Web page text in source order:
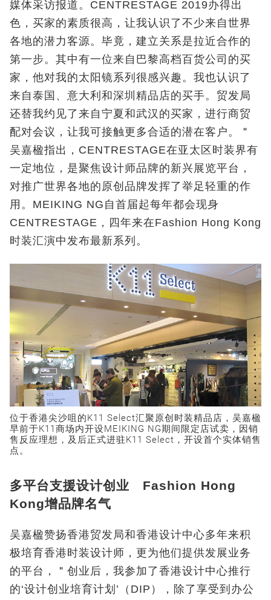
媒体采访报道。CENTRESTAGE 2019办得出
色，买家的素质很高，让我认识了不少来自世界
各地的潜力客源。毕竟，建立关系是拉近合作的
第一步。其中有一位来自巴黎高档百货公司的买
家，他对我的太阳镜系列很感兴趣。我也认识了
来自泰国、意大利和深圳精品店的买手。贸发局
还替我约见了来自宁夏和武汉的买家，进行商贸
配对会议，让我可接触更多合适的潜在客户。＂
吴嘉楹指出，CENTRESTAGE在亚太区时装界有
一定地位，是聚焦设计师品牌的新兴展览平台，
对推广世界各地的原创品牌发挥了举足轻重的作
用。MEIKING NG自首届起每年都会现身
CENTRESTAGE，四年来在Fashion Hong Kong
时装汇演中发布最新系列。
位于香港尖沙咀的K11 Select汇聚原创时装精品店，吴嘉楹
早前于K11商场内开设MEIKING NG期间限定店试卖，因销
售反应理想，及后正式进驻K11 Select，开设首个实体销售
点。
多平台支援设计创业 Fashion Hong
Kong增品牌名气
吴嘉楹赞扬香港贸发局和香港设计中心多年来积
极培育香港时装设计师，更为他们提供发展业务
的平台，＂创业后，我参加了香港设计中心推行
的‘设计创业培育计划’（DIP），除了享受到办公